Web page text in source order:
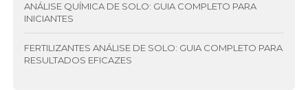
ANÁLISE QUÍMICA DE SOLO: GUIA COMPLETO PARA
INICIANTES
FERTILIZANTES ANÁLISE DE SOLO: GUIA COMPLETO PARA
RESULTADOS EFICAZES